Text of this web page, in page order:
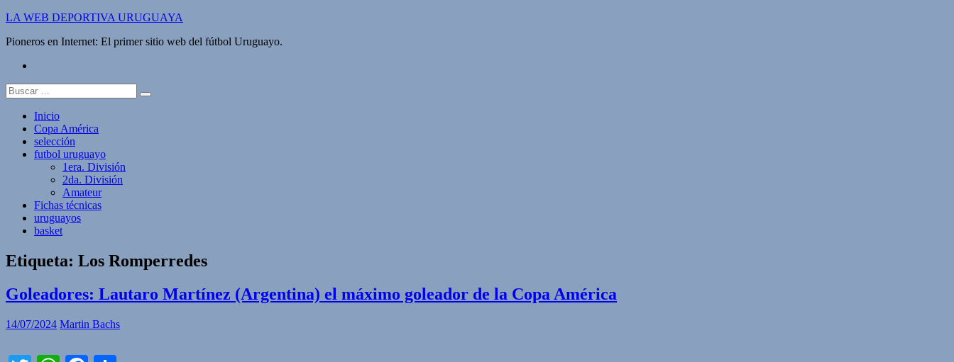
Saltar
contenido
LA WEB DEPORTIVA URUGUAYA
Pioneros en Internet: El primer sitio web del fútbol Uruguayo.
Buscar:
Inicio
Copa América
selección
futbol uruguayo
1era. División
2da. División
Amateur
Fichas técnicas
uruguayos
basket
Etiqueta: Los Romperredes
Goleadores: Lautaro Martínez (Argentina) el máximo goleador de la Copa América
14/07/2024 Martin Bachs